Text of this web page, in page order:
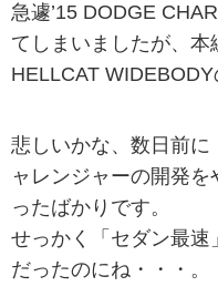
急遽’15 DODGE
てしまいましたが、
HELLCAT WIDEBODY
悲しいかな、数日前
ャレンジャーの開発
ったばかりです。
せっかく「セダン最
だったのにね・・・。